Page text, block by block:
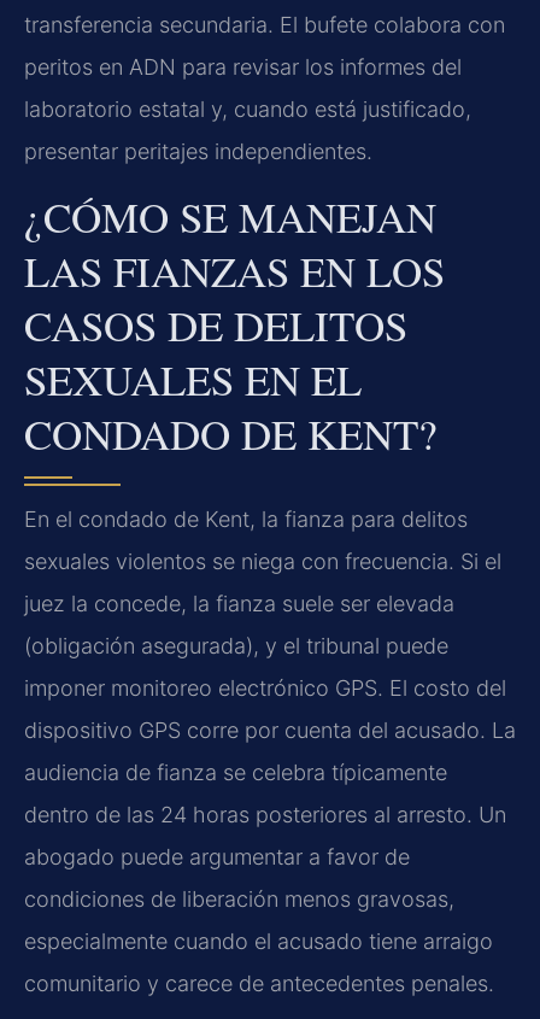
transferencia secundaria. El bufete colabora con
peritos en ADN para revisar los informes del
laboratorio estatal y, cuando está justificado,
presentar peritajes independientes.
¿CÓMO SE MANEJAN
LAS FIANZAS EN LOS
CASOS DE DELITOS
SEXUALES EN EL
CONDADO DE KENT?
En el condado de Kent, la fianza para delitos
sexuales violentos se niega con frecuencia. Si el
juez la concede, la fianza suele ser elevada
(obligación asegurada), y el tribunal puede
imponer monitoreo electrónico GPS. El costo del
dispositivo GPS corre por cuenta del acusado. La
audiencia de fianza se celebra típicamente
dentro de las 24 horas posteriores al arresto. Un
abogado puede argumentar a favor de
condiciones de liberación menos gravosas,
especialmente cuando el acusado tiene arraigo
comunitario y carece de antecedentes penales.